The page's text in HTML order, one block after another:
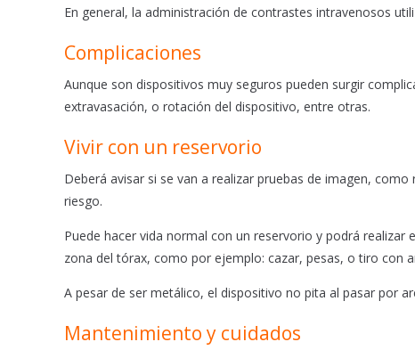
En general, la administración de contrastes intravenosos
Complicaciones
Aunque son dispositivos muy seguros pueden surgir
extravasación, o rotación del dispositivo, entre otras.
Vivir con un reservorio
Deberá avisar si se van a realizar pruebas de imagen,
riesgo.
Puede hacer vida normal con un reservorio y podrá
zona del tórax, como por ejemplo: cazar, pesas, o tiro con
A pesar de ser metálico, el dispositivo no pita al pasar por
Mantenimiento y cuidados